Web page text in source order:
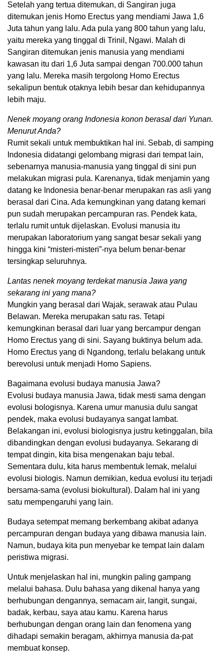
Setelah yang tertua ditemukan, di Sangiran juga
ditemukan jenis Homo Erectus yang mendiami Jawa 1,6
Juta tahun yang lalu. Ada pula yang 800 tahun yang lalu,
yaitu mereka yang tinggal di Trinil, Ngawi. Malah di
Sangiran ditemukan jenis manusia yang mendiami
kawasan itu dari 1,6 Juta sampai dengan 700.000 tahun
yang lalu. Mereka masih tergolong Homo Erectus
sekalipun bentuk otaknya lebih besar dan kehidupannya
lebih maju.
Nenek moyang orang Indonesia konon berasal dari Yunan.
Menurut Anda?
Rumit sekali untuk membuktikan hal ini. Sebab, di samping
Indonesia didatangi gelombang migrasi dari tempat lain,
sebenarnya manusia-manusia yang tinggal di sini pun
melakukan migrasi pula. Karenanya, tidak menjamin yang
datang ke Indonesia benar-benar merupakan ras asli yang
berasal dari Cina. Ada kemungkinan yang datang kemari
pun sudah merupakan percampuran ras. Pendek kata,
terlalu rumit untuk dijelaskan. Evolusi manusia itu
merupakan laboratorium yang sangat besar sekali yang
hingga kini “misteri-misteri”-nya belum benar-benar
tersingkap seluruhnya.
Lantas nenek moyang terdekat manusia Jawa yang
sekarang ini yang mana?
Mungkin yang berasal dari Wajak, serawak atau Pulau
Belawan. Mereka merupakan satu ras. Tetapi
kemungkinan berasal dari luar yang bercampur dengan
Homo Erectus yang di sini. Sayang buktinya belum ada.
Homo Erectus yang di Ngandong, terlalu belakang untuk
berevolusi untuk menjadi Homo Sapiens.
Bagaimana evolusi budaya manusia Jawa?
Evolusi budaya manusia Jawa, tidak mesti sama dengan
evolusi bologisnya. Karena umur manusia dulu sangat
pendek, maka evolusi budayanya sangat lambat.
Belakangan ini, evolusi biologisnya justru ketinggalan, bila
dibandingkan dengan evolusi budayanya. Sekarang di
tempat dingin, kita bisa mengenakan baju tebal.
Sementara dulu, kita harus membentuk lemak, melalui
evolusi biologis. Namun demikian, kedua evolusi itu terjadi
bersama-sama (evolusi biokultural). Dalam hal ini yang
satu mempengaruhi yang lain.
Budaya setempat memang berkembang akibat adanya
percampuran dengan budaya yang dibawa manusia lain.
Namun, budaya kita pun menyebar ke tempat lain dalam
peristiwa migrasi.
Untuk menjelaskan hal ini, mungkin paling gampang
melalui bahasa. Dulu bahasa yang dikenal hanya yang
berhubungan dengannya, semacam air, langit, sungai,
badak, kerbau, saya atau kamu. Karena harus
berhubungan dengan orang lain dan fenomena yang
dihadapi semakin beragam, akhirnya manusia da-pat
membuat konsep.